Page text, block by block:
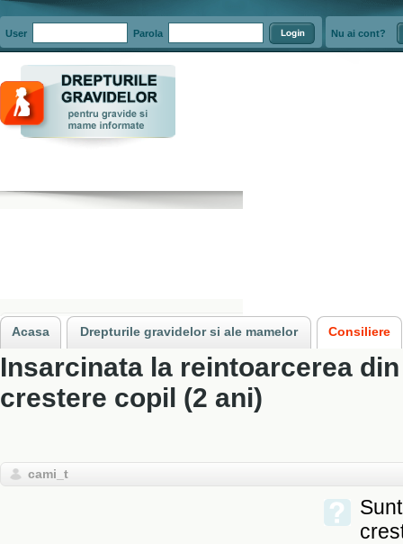
Acasa » Situatii in care concedierea gravidelor si a mamelor
Insarcinata la reintoarcerea
crestere copil (2 ani)
cami_t
User Parola Nu ai cont?
Acasa Drepturile gravidelor si ale mamelor Consiliere